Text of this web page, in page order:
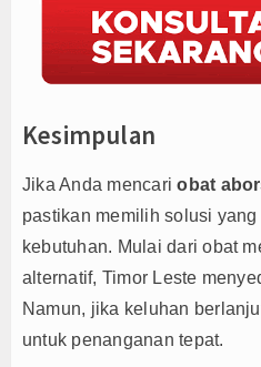
Kesimpulan
Jika Anda mencariobat
pastikan memilih solusi
kebutuhan. Mulai dari obat
alternatif, Timor Leste
Namun, jika keluhan
untuk penanganan tepat.